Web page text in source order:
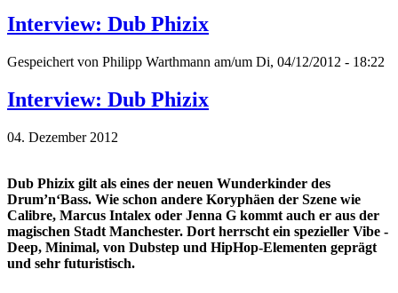
Interview: Dub Phizix
Gespeichert von Philipp Warthmann am/um Di, 04/12/2012 - 18:22
Interview: Dub Phizix
04. Dezember 2012
Dub Phizix gilt als eines der neuen Wunderkinder des
Drum’n‘Bass. Wie schon andere Koryphäen der Szene wie
Calibre, Marcus Intalex oder Jenna G kommt auch er aus der
magischen Stadt Manchester. Dort herrscht ein spezieller Vibe -
Deep, Minimal, von Dubstep und HipHop-Elementen geprägt
und sehr futuristisch.